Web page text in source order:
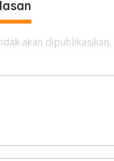
akan dipublikasikan.